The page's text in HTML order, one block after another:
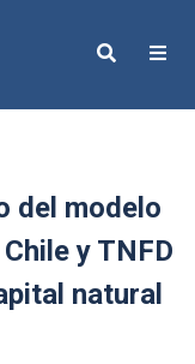
Search
del modelo
y TNFD
natural